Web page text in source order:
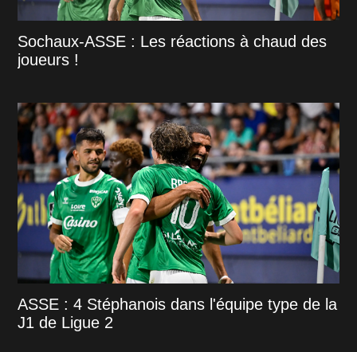
Sochaux-ASSE : Les réactions à chaud des
joueurs !
ASSE : 4 Stéphanois dans l'équipe type de la
J1 de Ligue 2